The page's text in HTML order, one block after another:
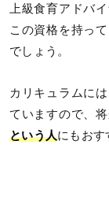
上級食育アドバ
この資格を持っ
でしょう。
カリキュラムに
ていますので、
という人にもおす